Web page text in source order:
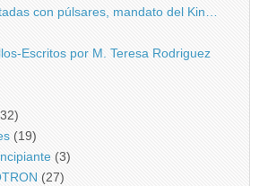
con púlsares, mandato del Kin…
Escritos por M. Teresa Rodriguez
(19)
(3)
(27)